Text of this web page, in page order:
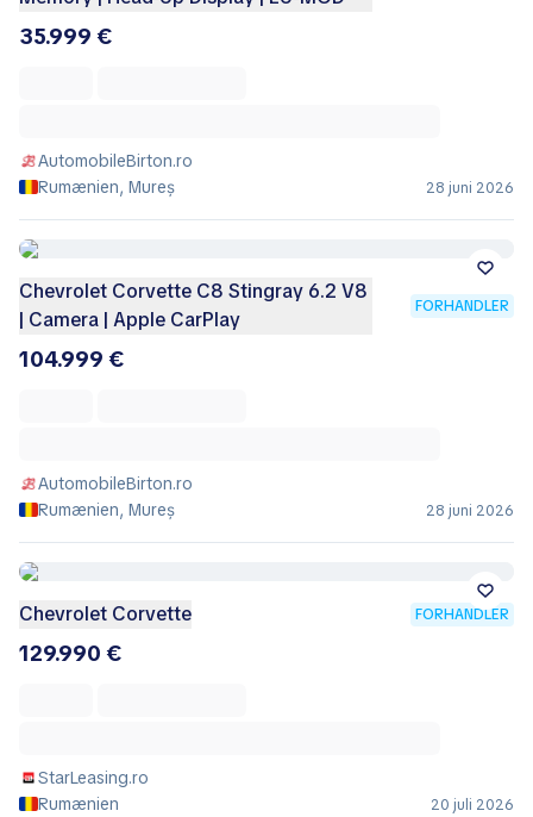
35.999 €
AutomobileBirton.ro
Rumænien, Mureș
28 juni 2026
Chevrolet Corvette C8 Stingray 6.2 V8
| Camera | Apple CarPlay
FORHANDLER
104.999 €
AutomobileBirton.ro
Rumænien, Mureș
28 juni 2026
Chevrolet Corvette FORHANDLER
129.990 €
StarLeasing.ro
Rumænien
20 juli 2026